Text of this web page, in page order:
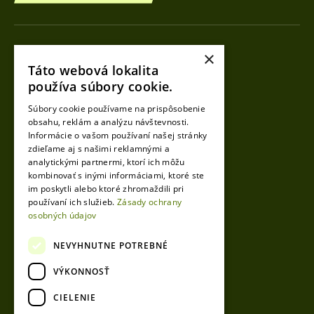
Tomáš Loy
CEO
+421 918 490 990
info@vesto.sk
Igor Mikula
CEO
+421 904 536 141
info@vesto.sk
×
Táto webová lokalita
používa súbory cookie.
Súbory cookie používame na prispôsobenie
obsahu, reklám a analýzu návštevnosti.
Informácie o vašom používaní našej stránky
zdieľame aj s našimi reklamnými a
analytickými partnermi, ktorí ich môžu
kombinovať s inými informáciami, ktoré ste
im poskytli alebo ktoré zhromaždili pri
používaní ich služieb. Zásady ochrany
osobných údajov
NEVYHNUTNE POTREBNÉ
VÝKONNOSŤ
CIELENIE